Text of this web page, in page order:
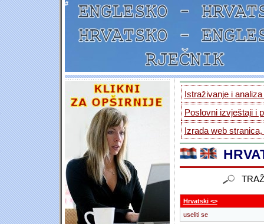
#
Istraživanje i
Poslovni izvještaji i
Izrada web
Hrvatski <>
useliti se